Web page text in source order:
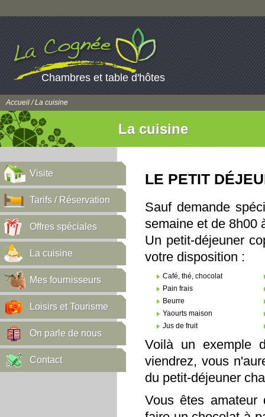
Chambres et table d'hôtes
Accueil/ La cuisine
La cuisine
Visite
Tarifs / Réservation
Offres spéciales
La cuisine
Mes fournisseurs
Loisirs et Tourisme
On parle de nous
Contact
LE PETIT
Sauf demande
semaine et de 8h00
Un petit-déjeuner
votre disposition :
Café, thé, chocolat
Pain frais
Beurre
Yaourts maison
Jus de fruit
Voilà un exemple
viendrez, vous
du petit-déjeuner
Vous êtes amateur